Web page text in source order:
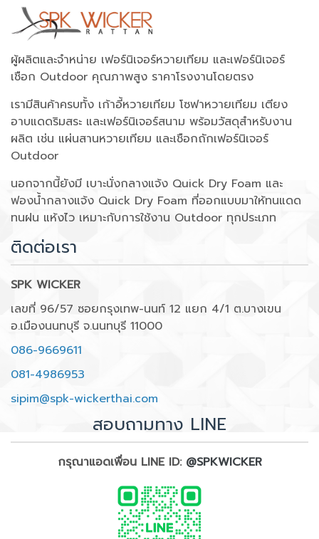
ผู้ผลิตและจำหน่าย เฟอร์นิเจอร์หวายเทียม และเฟอร์นิเจอร์
เชือก Outdoor คุณภาพสูง ราคาโรงงานโดยตรง
เรามีสินค้าครบทั้ง เก้าอี้หวายเทียม โซฟาหวายเทียม เตียง
อาบแดดริมสระ และเฟอร์นิเจอร์สนาม พร้อมวัสดุสำหรับงาน
ผลิต เช่น แผ่นสานหวายเทียม และเชือกถักเฟอร์นิเจอร์
Outdoor
นอกจากนี้ยังมี เบาะนั่งกลางแจ้ง Quick Dry Foam และ
ฟองน้ำกลางแจ้ง Quick Dry Foam ที่ออกแบบมาให้ทนแดด
ทนฝน แห้งไว เหมาะกับการใช้งาน Outdoor ทุกประเภท
ติดต่อเรา
SPK WICKER
เลขที่ 96/57 ซอยกรุงเทพ-นนท์ 12 แยก 4/1 ต.บางเขน
อ.เมืองนนทบุรี จ.นนทบุรี 11000
086-9669611
081-4986953
sipim@spk-wickerthai.com
สอบถามทาง LINE
กรุณาแอดเพื่อน LINE ID: @SPKWICKER